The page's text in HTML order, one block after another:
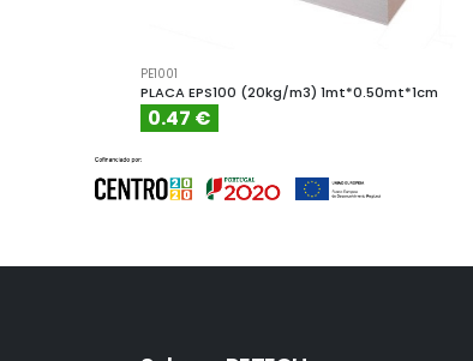
PE1001
PLACA EPS100 (20kg/m3) 1mt*0.50mt*1cm
0.47 €